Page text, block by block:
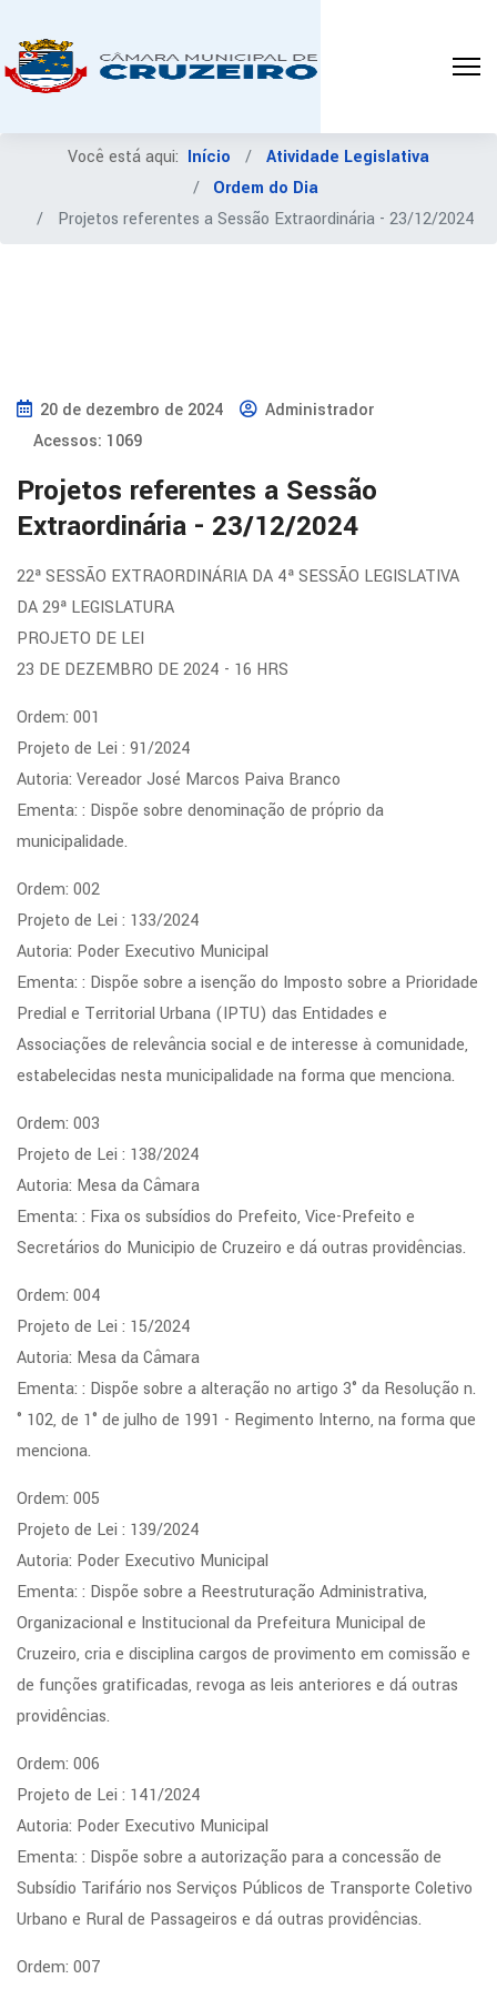
Você está aqui: Início
Atividade Legislativa
Ordem do Dia
Projetos referentes a Sessão Extraordinária - 23/12/2024
20 de dezembro de 2024
Administrador
Acessos: 1069
Projetos referentes a Sessão
Extraordinária - 23/12/2024
22ª SESSÃO EXTRAORDINÁRIA DA 4ª SESSÃO LEGISLATIVA
DA 29ª LEGISLATURA
PROJETO DE LEI
23 DE DEZEMBRO DE 2024 - 16 HRS
Ordem: 001
Projeto de Lei : 91/2024
Autoria: Vereador José Marcos Paiva Branco
Ementa: : Dispõe sobre denominação de próprio da
municipalidade.
Ordem: 002
Projeto de Lei : 133/2024
Autoria: Poder Executivo Municipal
Ementa: : Dispõe sobre a isenção do Imposto sobre a Prioridade
Predial e Territorial Urbana (IPTU) das Entidades e
Associações de relevância social e de interesse à comunidade,
estabelecidas nesta municipalidade na forma que menciona.
Ordem: 003
Projeto de Lei : 138/2024
Autoria: Mesa da Câmara
Ementa: : Fixa os subsídios do Prefeito, Vice-Prefeito e
Secretários do Municipio de Cruzeiro e dá outras providências.
Ordem: 004
Projeto de Lei : 15/2024
Autoria: Mesa da Câmara
Ementa: : Dispõe sobre a alteração no artigo 3° da Resolução n.
° 102, de 1° de julho de 1991 - Regimento Interno, na forma que
menciona.
Ordem: 005
Projeto de Lei : 139/2024
Autoria: Poder Executivo Municipal
Ementa: : Dispõe sobre a Reestruturação Administrativa,
Organizacional e Institucional da Prefeitura Municipal de
Cruzeiro, cria e disciplina cargos de provimento em comissão e
de funções gratificadas, revoga as leis anteriores e dá outras
providências.
Ordem: 006
Projeto de Lei : 141/2024
Autoria: Poder Executivo Municipal
Ementa: : Dispõe sobre a autorização para a concessão de
Subsídio Tarifário nos Serviços Públicos de Transporte Coletivo
Urbano e Rural de Passageiros e dá outras providências.
Ordem: 007